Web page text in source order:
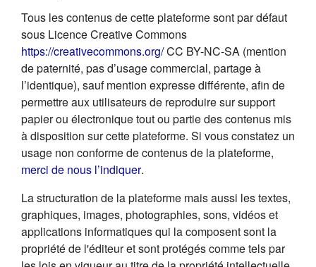
Tous les contenus de cette plateforme sont par défaut
sous Licence Creative Commons
https://creativecommons.org/(s'ouvre dans un nouvel
CC BY-NC-SA (mention
de paternité, pas d’usage commercial, partage à
l’identique), sauf mention expresse différente, afin de
permettre aux utilisateurs de reproduire sur support
papier ou électronique tout ou partie des contenus mis
à disposition sur cette plateforme. Si vous constatez un
usage non conforme de contenus de la plateforme,
merci de nous l’indiquer(s'ouvre dans un nouvel onglet)
.
La structuration de la plateforme mais aussi les textes,
graphiques, images, photographies, sons, vidéos et
applications informatiques qui la composent sont la
propriété de l'éditeur et sont protégés comme tels par